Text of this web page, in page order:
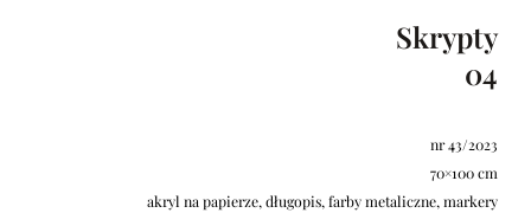
Skrypty
04
nr 43/2023
70×100 cm
akryl na papierze, długopis, farby metaliczne, markery